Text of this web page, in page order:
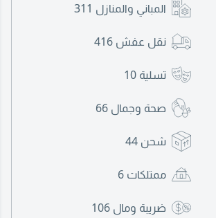
المباني والمنازل 311
نقل عفش 416
تسلية 10
صحة وجمال 66
شحن 44
ممتلكات 6
ضريبة ومال 106